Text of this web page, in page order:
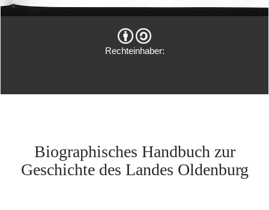
Rechteinhaber:
Biographisches Handbuch zur
Geschichte des Landes Oldenburg